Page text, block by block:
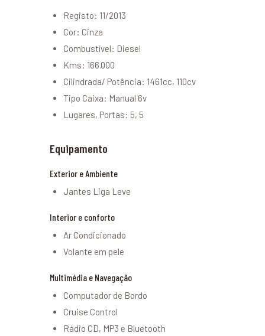
Registo: 11/2013
Cor: Cinza
Combustível: Diesel
Kms: 166.000
Cilindrada/ Potência: 1461cc, 110cv
Tipo Caixa: Manual 6v
Lugares, Portas: 5, 5
Equipamento
Exterior e Ambiente
Jantes Liga Leve
Interior e conforto
Ar Condicionado
Volante em pele
Multimédia e Navegação
Computador de Bordo
Cruise Control
Rádio CD, MP3 e Bluetooth